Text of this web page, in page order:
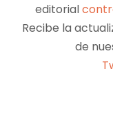
editorial
Recibe la
de